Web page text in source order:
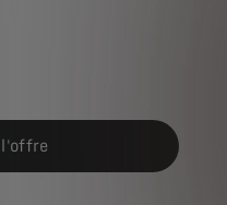
illustratif du produit
l'offre